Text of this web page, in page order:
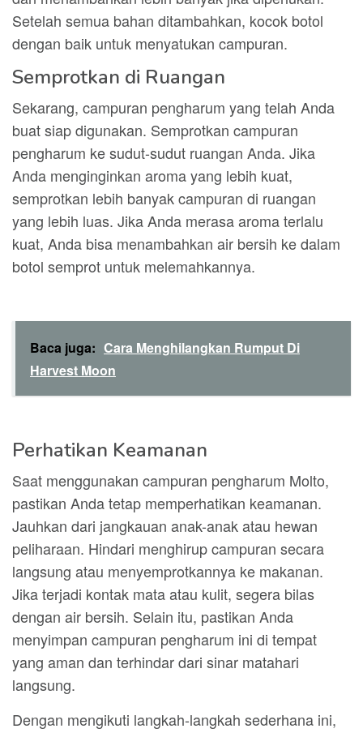
Setelah semua bahan ditambahkan, kocok botol
dengan baik untuk menyatukan campuran.
Semprotkan di Ruangan
Sekarang, campuran pengharum yang telah Anda
buat siap digunakan. Semprotkan campuran
pengharum ke sudut-sudut ruangan Anda. Jika
Anda menginginkan aroma yang lebih kuat,
semprotkan lebih banyak campuran di ruangan
yang lebih luas. Jika Anda merasa aroma terlalu
kuat, Anda bisa menambahkan air bersih ke dalam
botol semprot untuk melemahkannya.
Baca juga: Cara Menghilangkan Rumput Di
Harvest Moon
Perhatikan Keamanan
Saat menggunakan campuran pengharum Molto,
pastikan Anda tetap memperhatikan keamanan.
Jauhkan dari jangkauan anak-anak atau hewan
peliharaan. Hindari menghirup campuran secara
langsung atau menyemprotkannya ke makanan.
Jika terjadi kontak mata atau kulit, segera bilas
dengan air bersih. Selain itu, pastikan Anda
menyimpan campuran pengharum ini di tempat
yang aman dan terhindar dari sinar matahari
langsung.
Dengan mengikuti langkah-langkah sederhana ini,